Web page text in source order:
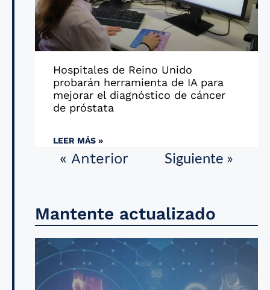
Hospitales de Reino Unido
probarán herramienta de IA para
mejorar el diagnóstico de cáncer
de próstata
LEER MÁS »
« Anterior Siguiente »
Mantente actualizado